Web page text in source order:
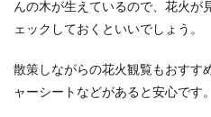
んの木が生えているので、花火が
ェックしておくといいでしょう。
散策しながらの花火観覧もおすす
ャーシートなどがあると安心です